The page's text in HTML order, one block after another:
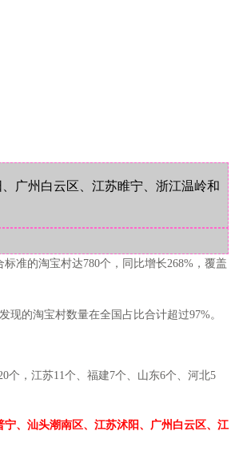
广州白云区、江苏睢宁、浙江温岭和
准的淘宝村达780个，同比增长268%，覆盖
的淘宝村数量在全国占比合计超过97%。
，江苏11个、福建7个、山东6个、河北5
、汕头潮南区、江苏沭阳、广州白云区、江